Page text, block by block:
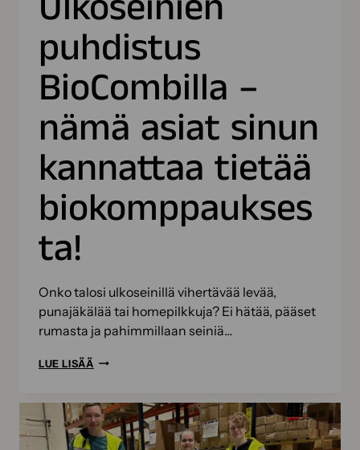
puhdistus
BioCombilla –
nämä asiat sinun
kannattaa tietää
biokomppaukses
ta!
Onko talosi ulkoseinillä vihertävää levää,
punajäkälää tai homepilkkuja? Ei hätää, pääset
rumasta ja pahimmillaan seiniä…
LUE LISÄÄ ULKOSEINIEN
–
NÄMÄ